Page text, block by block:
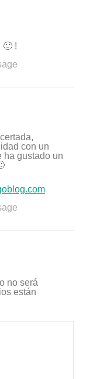
🙂 !
con un
ha gustado un
no será
están